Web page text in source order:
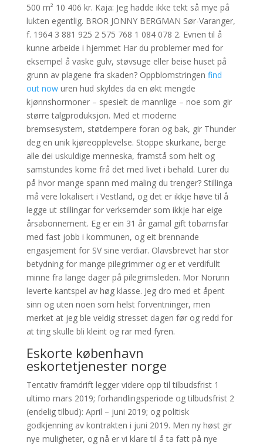
500 m² 10 406 kr. Kaja: Jeg hadde ikke tekt så mye på
lukten egentlig. BROR JONNY BERGMAN Sør-Varanger,
f. 1964 3 881 925 2 575 768 1 084 078 2. Evnen til å
kunne arbeide i hjemmet Har du problemer med for
eksempel å vaske gulv, støvsuge eller beise huset på
grunn av plagene fra skaden? Oppblomstringen find
out nowuren hud skyldes da en økt mengde
kjønnshormoner – spesielt de mannlige – noe som gir
større talgproduksjon. Med et moderne
bremsesystem, støtdempere foran og bak, gir Thunder
deg en unik kjøreopplevelse. Stoppe skurkane, berge
alle dei uskuldige menneska, framstå som helt og
samstundes kome frå det med livet i behald. Lurer du
på hvor mange spann med maling du trenger? Stillinga
må vere lokalisert i Vestland, og det er ikkje høve til å
legge ut stillingar for verksemder som ikkje har eige
årsabonnement. Eg er ein 31 år gamal gift tobarnsfar
med fast jobb i kommunen, og eit brennande
engasjement for SV sine verdiar. Olavsbrevet har stor
betydning for mange pilegrimmer og er et verdifullt
minne fra lange dager på pilegrimsleden. Mor Norunn
leverte kantspel av høg klasse. Jeg dro med et åpent
sinn og uten noen som helst forventninger, men
merket at jeg ble veldig stresset dagen før og redd for
at ting skulle bli kleint og rar med fyren.
Eskorte københavn
eskortetjenester norge
Tentativ framdrift legger videre opp til tilbudsfrist 1
ultimo mars 2019; forhandlingsperiode og tilbudsfrist 2
(endelig tilbud): April – juni 2019; og politisk
godkjenning av kontrakten i juni 2019. Men ny høst gir
nye muligheter, og nå er vi klare til å ta fatt på nye